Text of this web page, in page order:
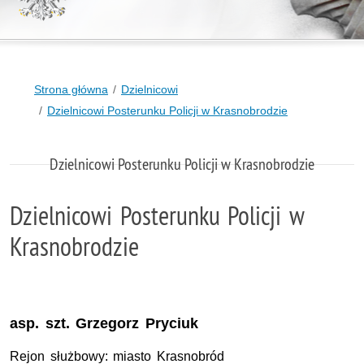
Strona główna
Dzielnicowi
Dzielnicowi Posterunku Policji w Krasnobrodzie
Dzielnicowi Posterunku Policji w Krasnobrodzie
Dzielnicowi Posterunku Policji w
Krasnobrodzie
asp. szt.Grzegorz Pryciuk
Rejon służbowy: miasto Krasnobród